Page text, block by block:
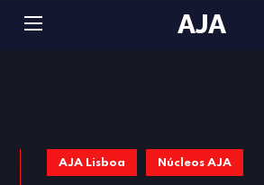
AJA
AJA Lisboa Núcleos AJA